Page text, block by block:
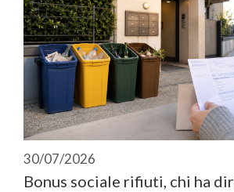
30/07/2026
Bonus sociale rifiuti, chi ha